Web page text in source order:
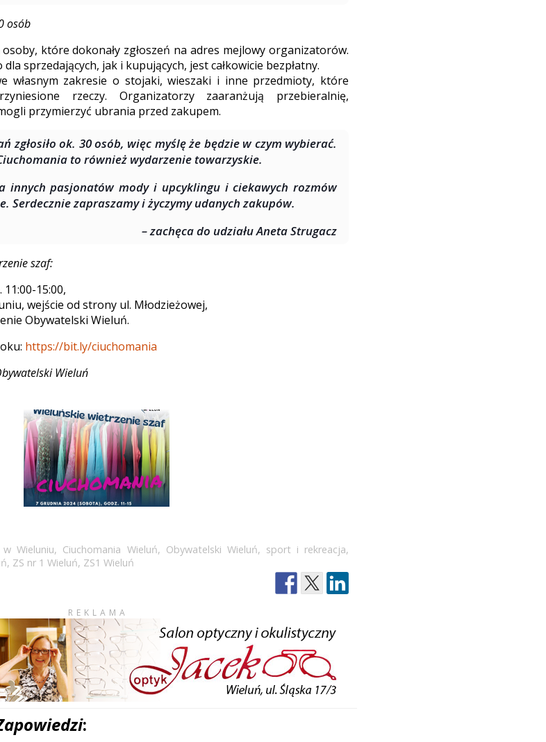
osób
które dokonały zgłoszeń na adres mejlowy organizatorów.
sprzedających, jak i kupujących, jest całkowicie bezpłatny.
własnym zakresie o stojaki, wieszaki i inne przedmioty, które
rzeczy. Organizatorzy zaaranżują przebieralnię,
przymierzyć ubrania przed zakupem.
zgłosiło ok. 30 osób, więc myślę że będzie w czym wybierać.
to również wydarzenie towarzyskie.
innych pasjonatów mody i upcyklingu i ciekawych rozmów
Serdecznie zapraszamy i życzymy udanych zakupów.
– zachęca do udziału Aneta Strugacz
szaf:
15:00,
wejście od strony ul. Młodzieżowej,
Obywatelski Wieluń.
https://bit.ly/ciuchomania
Wieluń
w Wieluniu, Ciuchomania Wieluń, Obywatelski Wieluń, sport i rekreacja,
, ZS nr 1 Wieluń, ZS1 Wieluń
REKLAMA
: